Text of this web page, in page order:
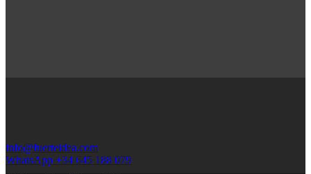
info@fuerteidea.com
WhatsApp +34 645 188 079